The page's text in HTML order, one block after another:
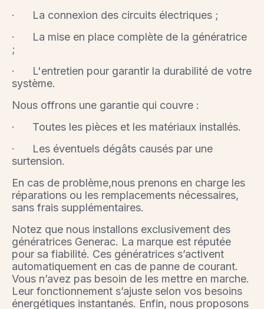
· La connexion des circuits électriques ;
· La mise en place complète de la génératrice
;
· L'entretien pour garantir la durabilité de votre
système.
Nous offrons une garantie qui couvre :
· Toutes les pièces et les matériaux installés.
· Les éventuels dégâts causés par une
surtension.
En cas de problème,nous prenons en charge les
réparations ou les remplacements nécessaires,
sans frais supplémentaires.
Notez que nous installons exclusivement des
génératrices Generac. La marque est réputée
pour sa fiabilité. Ces génératrices s’activent
automatiquement en cas de panne de courant.
Vous n’avez pas besoin de les mettre en marche.
Leur fonctionnement s’ajuste selon vos besoins
énergétiques instantanés. Enfin, nous proposons